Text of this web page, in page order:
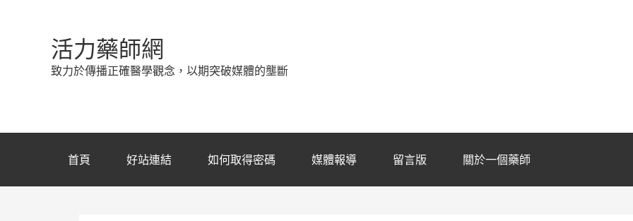
活力藥師網
致力於傳播正確醫學觀念，以期突破媒體的壟斷
首頁 好站連結 如何取得密碼 媒體報導 留言版 關於一個藥師